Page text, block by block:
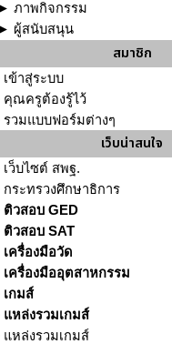
► ภาพกิจกรรม
► ผู้สนับสนุน
สมาชิก
เข้าสู่ระบบ
คุณครูต้องรู้ไว้
รวมแบบฟอร์มต่างๆ
เว็บน่าสนใจ
เว็บไซต์ สพฐ.
กระทรวงศึกษาธิการ
ติวสอบ GED
ติวสอบ SAT
เครื่องมือวัด
เครื่องมืออุตสาหกรรม
เกมส์
แหล่งรวมเกมส์
แหล่งรวมเกมส์